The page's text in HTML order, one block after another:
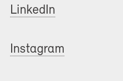
LinkedIn
Instagram